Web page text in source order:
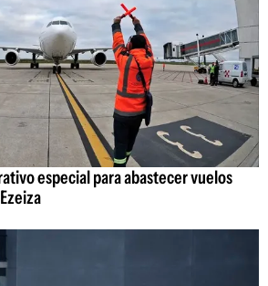
especial para abastecer vuelos